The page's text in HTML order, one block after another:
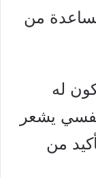
من
له
يشعر
من